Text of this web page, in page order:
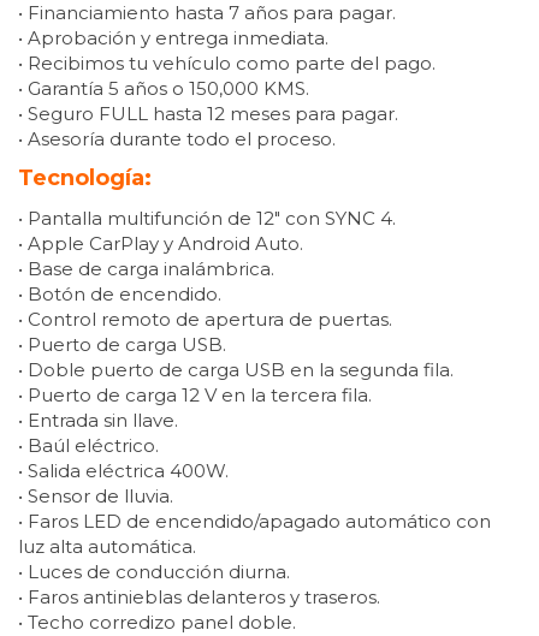
• Financiamiento hasta 7 años para pagar.
• Aprobación y entrega inmediata.
• Recibimos tu vehículo como parte del pago.
• Garantía 5 años o 150,000 KMS.
• Seguro FULL hasta 12 meses para pagar.
• Asesoría durante todo el proceso.
Tecnología:
• Pantalla multifunción de 12″ con SYNC 4.
• Apple CarPlay y Android Auto.
• Base de carga inalámbrica.
• Botón de encendido.
• Control remoto de apertura de puertas.
• Puerto de carga USB.
• Doble puerto de carga USB en la segunda fila.
• Puerto de carga 12 V en la tercera fila.
• Entrada sin llave.
• Baúl eléctrico.
• Salida eléctrica 400W.
• Sensor de lluvia.
• Faros LED de encendido/apagado automático con
luz alta automática.
• Luces de conducción diurna.
• Faros antinieblas delanteros y traseros.
• Techo corredizo panel doble.